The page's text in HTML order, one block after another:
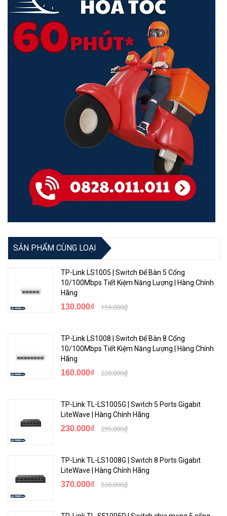
Ordering Information
LS-5120V3-28S-LI-GL
H3C S5120V3-28S-LI L2
Ethernet Switch with
24*10/100/1000BASE-T
Ports and 4*1G/10G BASE-X
SFP Plus Ports,(AC)
Hardware
Networking interface
Management port 1 console port
CPU 1 Core, 800MHz
<Hotline: 0828.011.011 - (028)7300.2021 - VoHoang.vn>
SẢN PHẨM CÙNG LOẠI
TP-Link LS1005 | Switch Để Bàn 5 Cổng
10/100Mbps Tiết Kiệm Năng Lượng | Hàng Chính
Hãng
130.000₫ 159.000₫
TP-Link LS1008 | Switch Để Bàn 8 Cổng
10/100Mbps Tiết Kiệm Năng Lượng | Hàng Chính
Hãng
160.000₫ 220.000₫
TP-Link TL-LS1005G | Switch 5 Ports Gigabit
LiteWave | Hàng Chính Hãng
230.000₫ 255.000₫
TP-Link TL-LS1008G | Switch 8 Ports Gigabit
LiteWave | Hàng Chính Hãng
370.000₫ 520.000₫